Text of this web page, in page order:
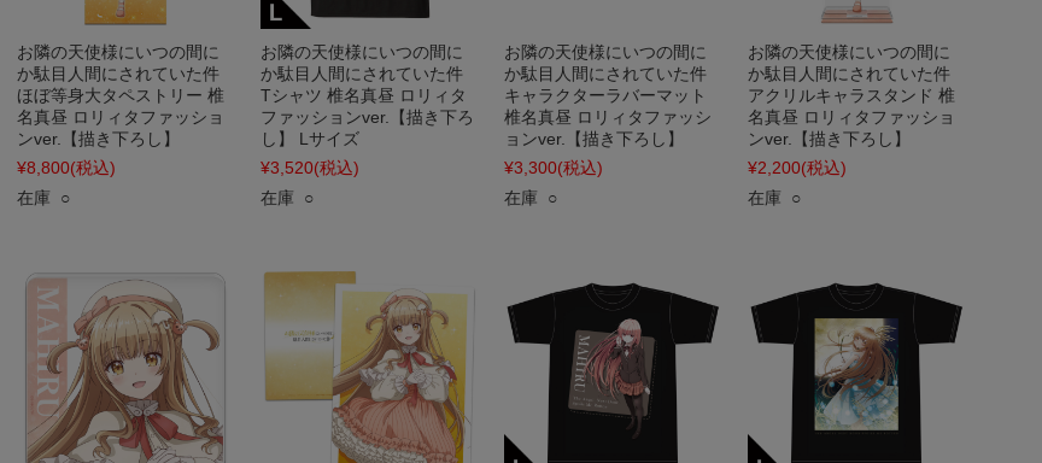
お隣の天使様にいつの間に
か駄目人間にされていた件
ほぼ等身大タペストリー 椎
名真昼 ロリィタファッショ
ンver.【描き下ろし】
¥8,800(税込)
在庫 ○
お隣の天使様にいつの間に
か駄目人間にされていた件
Tシャツ 椎名真昼 ロリィタ
ファッションver.【描き下ろ
し】 Lサイズ
¥3,520(税込)
在庫 ○
お隣の天使様にいつの間に
か駄目人間にされていた件
キャラクターラバーマット
椎名真昼 ロリィタファッシ
ョンver.【描き下ろし】
¥3,300(税込)
在庫 ○
お隣の天使様にいつの間に
か駄目人間にされていた件
アクリルキャラスタンド 椎
名真昼 ロリィタファッショ
ンver.【描き下ろし】
¥2,200(税込)
在庫 ○